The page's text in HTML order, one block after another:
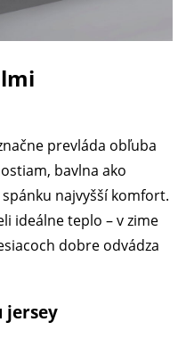
prevláda obľuba
bavlna ako
najvyšší komfort.
ideálne teplo – v zime
dobre odvádza
jersey